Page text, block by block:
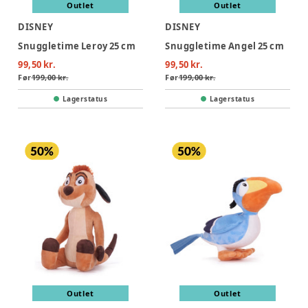
Outlet
DISNEY
Snuggletime Leroy 25 cm
99,50 kr.
Før199,00 kr.
Lagerstatus
Outlet
DISNEY
Snuggletime Angel 25 cm
99,50 kr.
Før199,00 kr.
Lagerstatus
Outlet Outlet